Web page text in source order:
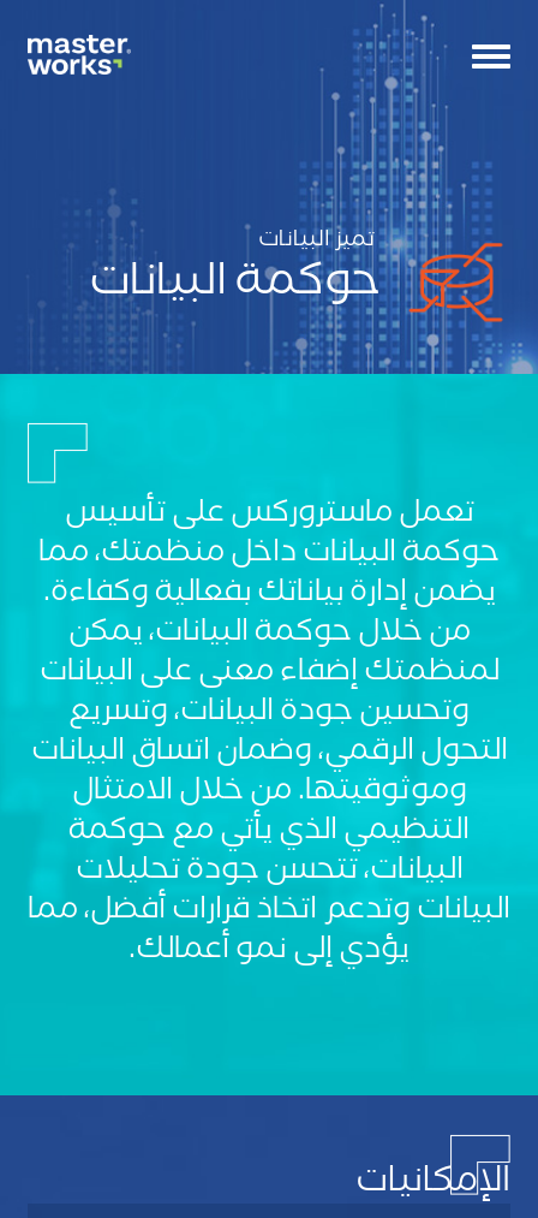
Toggle
navigation
تميز البيانات
حوكمة البيانات
تعمل ماستروركس على تأسيس
حوكمة البيانات داخل منظمتك، مما
يضمن إدارة بياناتك بفعالية وكفاءة.
من خلال حوكمة البيانات، يمكن
لمنظمتك إضفاء معنى على البيانات
وتحسين جودة البيانات، وتسريع
التحول الرقمي، وضمان اتساق البيانات
وموثوقيتها. من خلال الامتثال
التنظيمي الذي يأتي مع حوكمة
البيانات، تتحسن جودة تحليلات
البيانات وتدعم اتخاذ قرارات أفضل، مما
يؤدي إلى نمو أعمالك.
CSS
solutions-
description
Single
Layout
Standard
Image
الإمكانيات